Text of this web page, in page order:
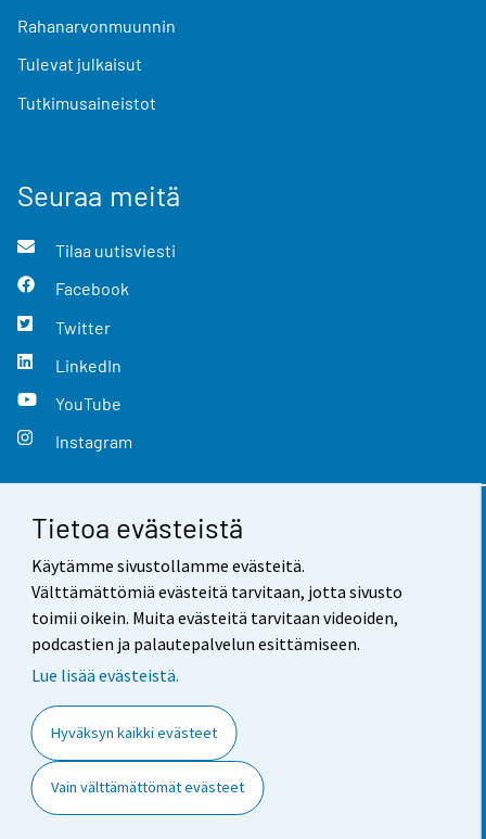
Tietoa evästeistä
Käytämme sivustollamme evästeitä.
Välttämättömiä evästeitä tarvitaan, jotta sivusto
toimii oikein. Muita evästeitä tarvitaan videoiden,
podcastien ja palautepalvelun esittämiseen.
Lue lisää evästeistä.
Hyväksyn kaikki evästeet
Vain välttämättömät evästeet
Rahanarvonmuunnin
Tulevat julkaisut
Tutkimusaineistot
Seuraa meitä
Tilaa uutisviesti
Facebook
Twitter
LinkedIn
YouTube
Instagram
Yhteystiedot
Palaute
Käyttöehdot
Saavutettavuus
Tietoa sivustosta
Evästeasetukset